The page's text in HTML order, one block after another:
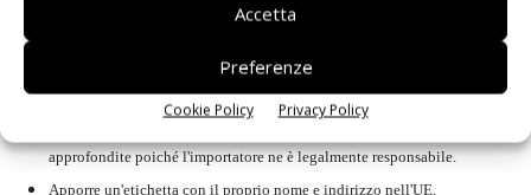
Accetta
Preferenze
Cookie Policy Privacy Policy
Laddove il distributore sia anche l'importatore del prodotto, saranno
richieste le seguenti attività supplementari.
Dovranno essere adottate procedure di valutazione della conformità più
approfondite poiché l'importatore ne è legalmente responsabile.
Apporre un'etichetta con il proprio nome e indirizzo nell'UE.